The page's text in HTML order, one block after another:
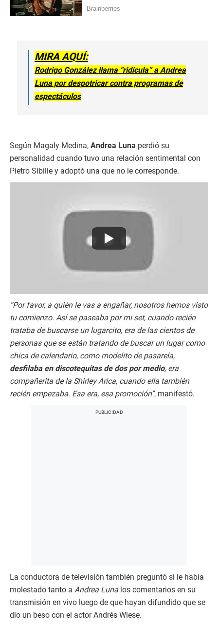
MIRA AQUÍ:
Rodrigo González llama “ridícula” a Andrea
Luna por despotricar contra programas de
espectáculos
Según Magaly Medina, Andrea Luna perdió su
personalidad cuando tuvo una relación sentimental con
Pietro Sibille y adoptó una que no le corresponde.
“Por favor, a quién le vas a engañar, nosotros hemos visto
tu comienzo. Así se paseaba por mi set, cuando recién
trataba de buscarse un lugarcito, era de las cientos de
personas que se están tratando de buscar un lugar como
chica de calendario, como modelito de pasarela,
desfilaba en discotequitas de dos por medio, era
compañerita de la Shirley Arica, cuando ella también
recién empezaba. Esa era, esa promoción”, manifestó.
La conductora de televisión también preguntó si le había
molestado tanto a Andrea Luna los comentarios en su
transmisión en vivo luego de que hayan difundido que se
dio un beso con el actor Andrés Wiese.